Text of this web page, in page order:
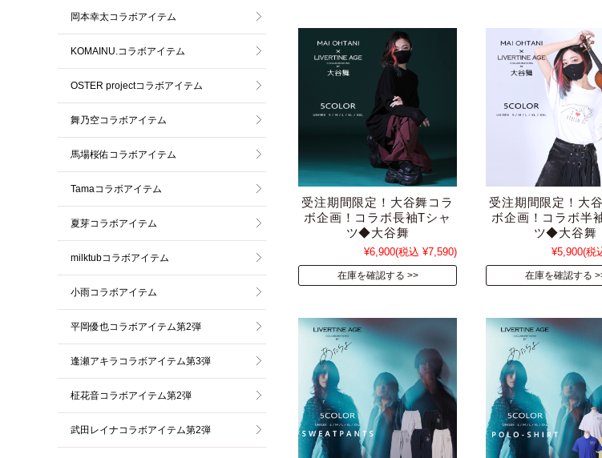
受注期間限定！大谷舞コラ
ボ企画！コラボ長袖Tシャ
ツ◆大谷舞
¥6,900(税込 ¥7,590)
在庫を確認する
受注期間限定！大
ボ企画！コラボ半
ツ◆大谷舞
¥5,900(税
在庫を確認する
岡本幸太コラボアイテム
KOMAINU.コラボアイテム
OSTER projectコラボアイテム
舞乃空コラボアイテム
馬場桜佑コラボアイテム
Tamaコラボアイテム
夏芽コラボアイテム
milktubコラボアイテム
小雨コラボアイテム
平岡優也コラボアイテム第2弾
逢瀬アキラコラボアイテム第3弾
柾花音コラボアイテム第2弾
武田レイナコラボアイテム第2弾